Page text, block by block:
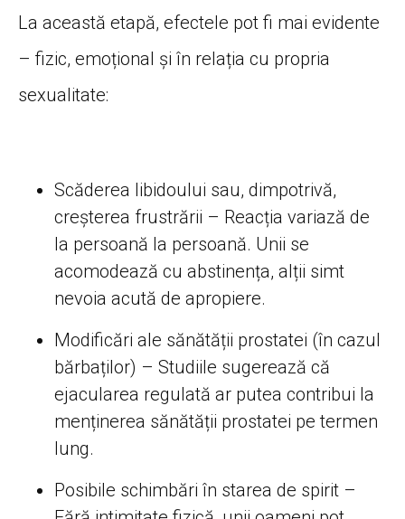
La această etapă, efectele pot fi mai evidente
– fizic, emoțional și în relația cu propria
sexualitate:
Scăderea libidoului sau, dimpotrivă,
creșterea frustrării – Reacția variază de
la persoană la persoană. Unii se
acomodează cu abstinența, alții simt
nevoia acută de apropiere.
Modificări ale sănătății prostatei (în cazul
bărbaților) – Studiile sugerează că
ejacularea regulată ar putea contribui la
menținerea sănătății prostatei pe termen
lung.
Posibile schimbări în starea de spirit –